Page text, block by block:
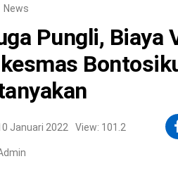
News
Pungli, Biaya
Januari 2022 View: 101.2